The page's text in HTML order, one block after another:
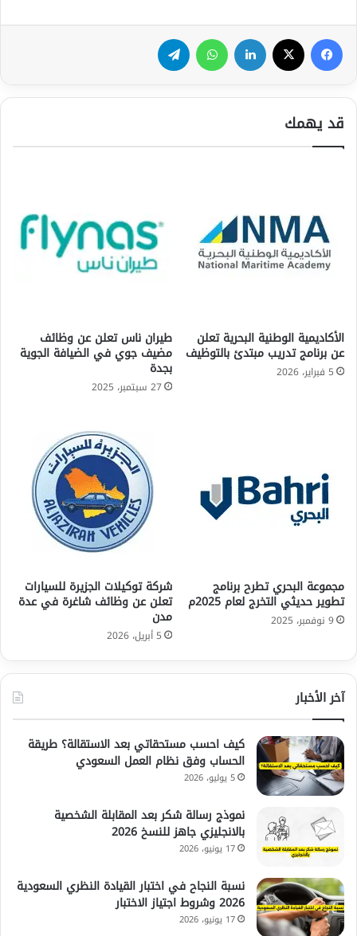
فيسبوك لينكدإن واتساب
قد يهمك
الأكاديمية الوطنية البحرية تعلن
عن برنامج تدريب مبتدئ بالتوظيف
5 فبراير، 2026
طيران ناس تعلن عن وظائف
مضيف جوي في الضيافة الجوية
بجدة
27 سبتمبر، 2025
مجموعة البحري تطرح برنامج
تطوير حديثي التخرج لعام 2025م
9 نوفمبر، 2025
شركة توكيلات الجزيرة للسيارات
تعلن عن وظائف شاغرة في عدة
مدن
5 أبريل، 2026
آخر الأخبار
كيف احسب مستحقاتي بعد الاستقالة؟ طريقة
الحساب وفق نظام العمل السعودي
5 يوليو، 2026
نموذج رسالة شكر بعد المقابلة الشخصية
بالانجليزي جاهز للنسخ 2026
17 يونيو، 2026
نسبة النجاح في اختبار القيادة النظري السعودية
2026 وشروط اجتياز الاختبار
17 يونيو، 2026